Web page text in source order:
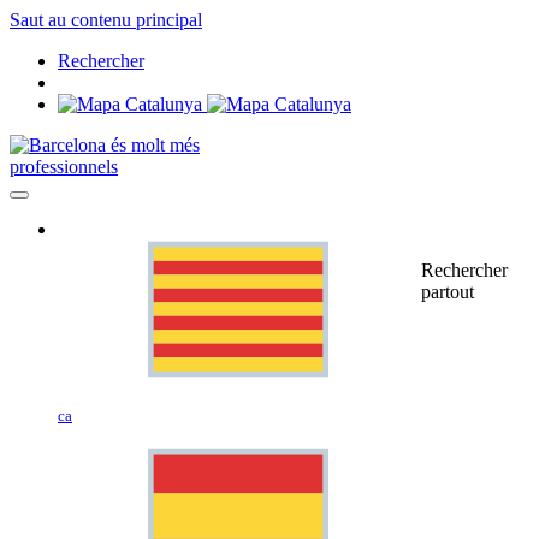
Saut au contenu principal
Rechercher
professionnels
ca
Rechercher
partout